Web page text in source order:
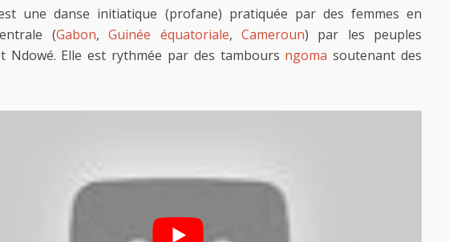
est une danse initiatique (profane) pratiquée par des femmes en
(Gabon,Guinée équatoriale, Cameroun) par les peuples
Ndowé. Elle est rythmée par des tambours ngoma soutenant des